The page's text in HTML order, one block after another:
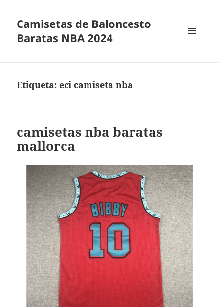
Camisetas de Baloncesto
Baratas NBA 2024
Etiqueta:eci camiseta nba
camisetas nba baratas
mallorca